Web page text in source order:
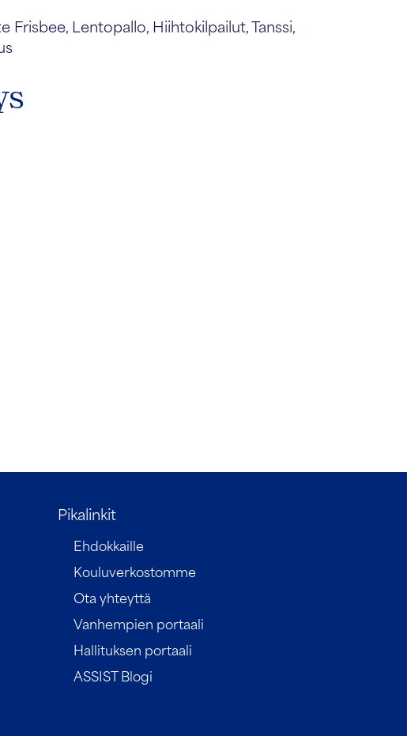
Frisbee, Lentopallo, Hiihtokilpailut, Tanssi,
Pikalinkit
Ehdokkaille
Kouluverkostomme
Ota yhteyttä
Vanhempien portaali
Hallituksen portaali
ASSIST Blogi